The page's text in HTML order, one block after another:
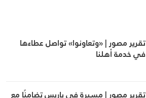
تقرير مصور | «وتعاونوا» تواصل عطاءها
في خدمة أهلنا
تقرير مصور | مسيرة في باريس تضامنًا مع